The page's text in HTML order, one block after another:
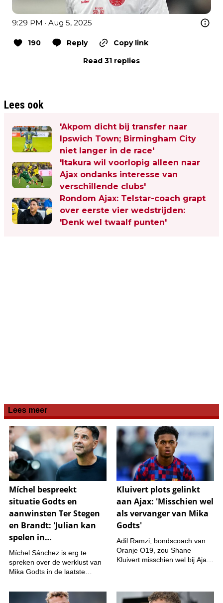
9:29 PM · Aug 5, 2025
190 Reply
Copy link
Read 31 replies
Lees ook
'Akpom dicht bij transfer naar
Ipswich Town; Birmingham City
niet langer in de race'
'Itakura wil voorlopig alleen naar
Ajax ondanks interesse van
verschillende clubs'
Rondom Ajax: Telstar-coach grapt
over eerste vier wedstrijden:
'Denk wel twaalf punten'